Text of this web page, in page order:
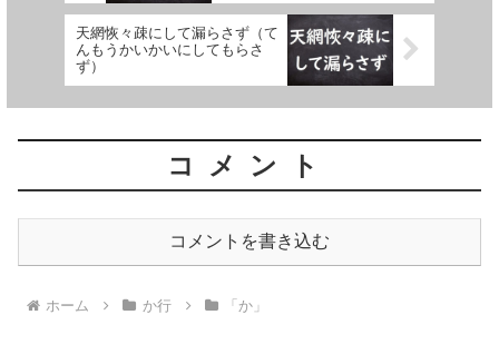
天網恢々疎にして漏らさず（て
んもうかいかいにしてもらさ
ず）
コメント
コメントを書き込む
ホーム か行 「か」